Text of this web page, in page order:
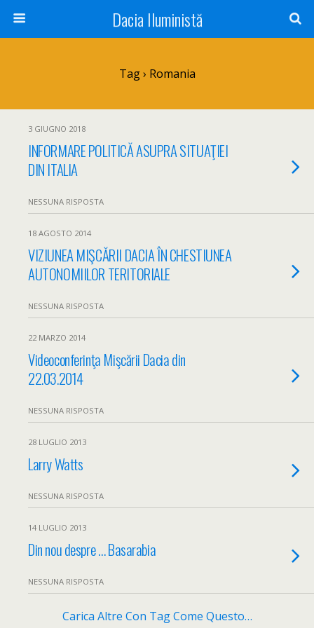
Dacia Iluministă
Tag › Romania
3 GIUGNO 2018
INFORMARE POLITICĂ ASUPRA SITUAŢIEI
DIN ITALIA
NESSUNA RISPOSTA
18 AGOSTO 2014
VIZIUNEA MIŞCĂRII DACIA ÎN CHESTIUNEA
AUTONOMIILOR TERITORIALE
NESSUNA RISPOSTA
22 MARZO 2014
Videoconferinţa Mişcării Dacia din
22.03.2014
NESSUNA RISPOSTA
28 LUGLIO 2013
Larry Watts
NESSUNA RISPOSTA
14 LUGLIO 2013
Din nou despre … Basarabia
NESSUNA RISPOSTA
Carica Altre Con Tag Come Questo…